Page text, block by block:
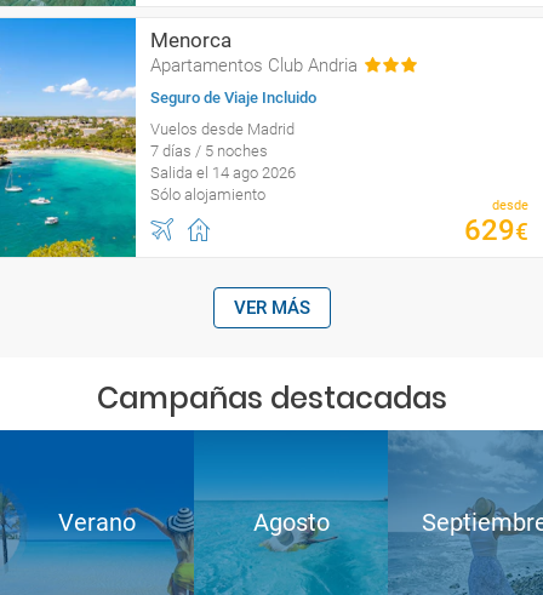
Menorca
Apartamentos Club Andria
Seguro de Viaje Incluido
Vuelos desde Madrid
7 días / 5 noches
Salida el 14 ago 2026
Sólo alojamiento
desde
629€
VER MÁS
Campañas destacadas
Verano Agosto